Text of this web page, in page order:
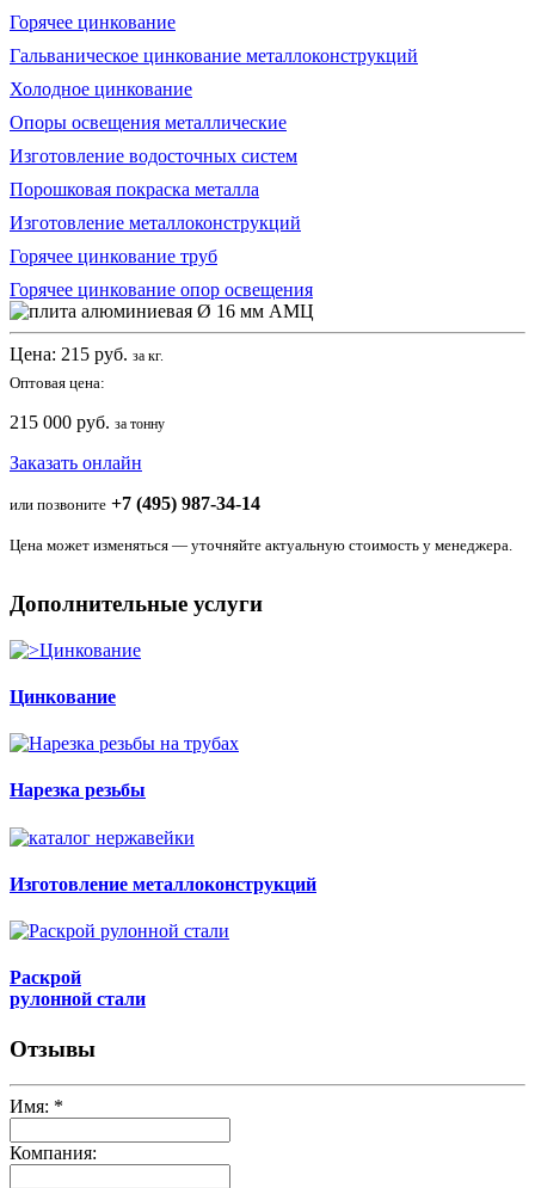
Горячее цинкование
Гальваническое цинкование металлоконструкций
Холодное цинкование
Опоры освещения металлические
Изготовление водосточных систем
Порошковая покраска металла
Изготовление металлоконструкций
Горячее цинкование труб
Горячее цинкование опор освещения
Цена: 215 руб. за кг.
Оптовая цена:
215 000 руб. за тонну
Заказать онлайн
или позвоните +7 (495) 987-34-14
Цена может изменяться — уточняйте актуальную стоимость у менеджера.
Дополнительные услуги
Цинкование
Нарезка резьбы
Изготовление металлоконструкций
Раскрой
рулонной стали
Отзывы
Имя: *
Компания: